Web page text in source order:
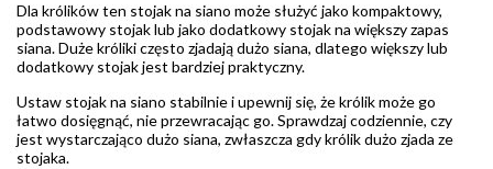
Dla królików ten stojak na siano może służyć jako kompaktowy,
podstawowy stojak lub jako dodatkowy stojak na większy zapas
siana. Duże króliki często zjadają dużo siana, dlatego większy lub
dodatkowy stojak jest bardziej praktyczny.
Ustaw stojak na siano stabilnie i upewnij się, że królik może go
łatwo dosięgnąć, nie przewracając go. Sprawdzaj codziennie, czy
jest wystarczająco dużo siana, zwłaszcza gdy królik dużo zjada ze
stojaka.